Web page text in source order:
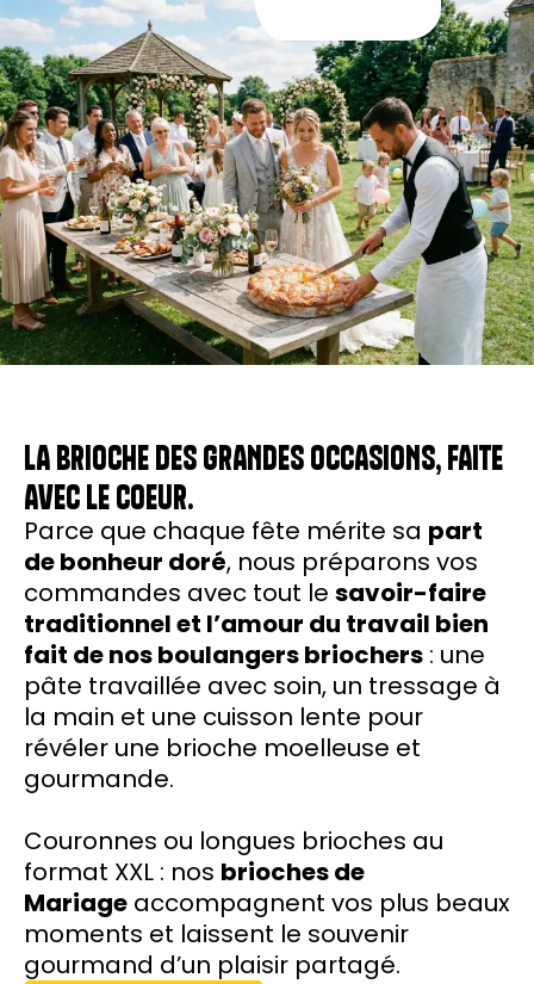
LA BRIOCHE DES GRANDES OCCASIONS, FAITE
AVEC LE COEUR.
Parce que chaque fête mérite sa part
de bonheur doré, nous préparons vos
commandes avec tout le savoir-faire
traditionnel et l’amour du travail bien
fait de nos boulangers briochers : une
pâte travaillée avec soin, un tressage à
la main et une cuisson lente pour
révéler une brioche moelleuse et
gourmande.
Couronnes ou longues brioches au
format XXL : nos brioches de
Mariage accompagnent vos plus beaux
moments et laissent le souvenir
gourmand d’un plaisir partagé.